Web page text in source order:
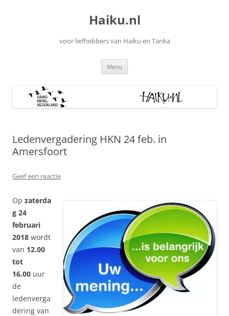
Haiku.nl
voor liefhebbers van Haiku en Tanka
Menu
Ledenvergadering HKN 24 feb. in
Amersfoort
Geef een reactie
Op zaterda
g 24
februari
2018 wordt
van 12.00
tot
16.00 uur
de
ledenverga
dering van